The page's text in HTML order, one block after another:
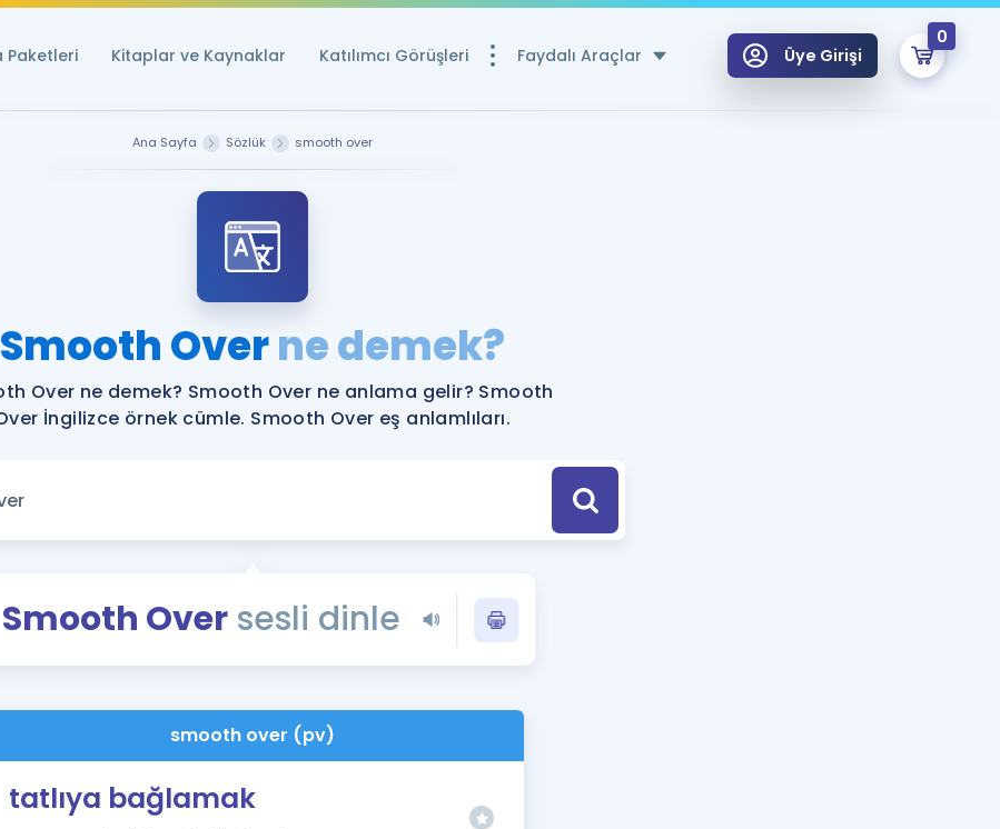
Paketleri Kitaplar ve Kaynaklar Katılımcı Görüşleri Faydalı Araçlar
Ücretsiz Kaynaklar
YDS ve YÖKDİL Puan Hesaplama Aracı
YDS ve YÖKDİL'e Hazırlananlar için Öneriler
Tüm ÖSYM Sınavları Tek Takvimde
Blog
YDS - YÖKDİL Tüm Sınavlarla İlgili Haberler
İngilizce Gramer
Üye Girişi
0
Remzi Hoca ile seni sınava hazırlayacak onlarca eğitim seni bekliyor!
Ana Sayfa Sözlük smooth over
Smooth Overne demek?
Over ne demek? Smooth Over ne anlama gelir? Smooth
İngilizce örnek cümle. Smooth Over eş anlamlıları.
Smooth Over sesli dinle
smooth over (pv)
tatlıya bağlamak